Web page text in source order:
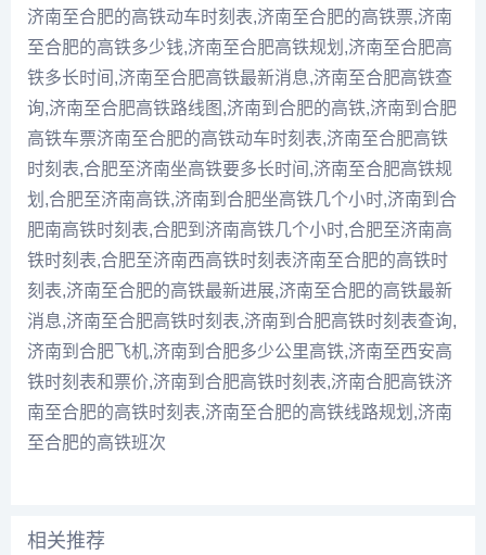
济南至合肥的高铁动车时刻表,济南至合肥的高铁票,济南
至合肥的高铁多少钱,济南至合肥高铁规划,济南至合肥高
铁多长时间,济南至合肥高铁最新消息,济南至合肥高铁查
询,济南至合肥高铁路线图,济南到合肥的高铁,济南到合肥
高铁车票济南至合肥的高铁动车时刻表,济南至合肥高铁
时刻表,合肥至济南坐高铁要多长时间,济南至合肥高铁规
划,合肥至济南高铁,济南到合肥坐高铁几个小时,济南到合
肥南高铁时刻表,合肥到济南高铁几个小时,合肥至济南高
铁时刻表,合肥至济南西高铁时刻表济南至合肥的高铁时
刻表,济南至合肥的高铁最新进展,济南至合肥的高铁最新
消息,济南至合肥高铁时刻表,济南到合肥高铁时刻表查询,
济南到合肥飞机,济南到合肥多少公里高铁,济南至西安高
铁时刻表和票价,济南到合肥高铁时刻表,济南合肥高铁济
南至合肥的高铁时刻表,济南至合肥的高铁线路规划,济南
至合肥的高铁班次
相关推荐